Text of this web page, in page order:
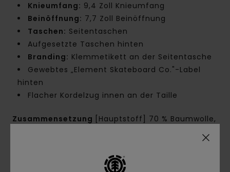
Knieumfang: 9,4 Zoll Knieumfang
Beinöffnung: 7,7 Zoll Beinöffnung
Taschen: Seitentaschen
Aufgesetzte Taschen hinten
Branding: Klemmetikett an der Seitentasche
Gewebtes „Element Skateboard Co."-Label
hinten
Flacher Kordelzug innen an der Taille
Zusammensetzung
[Hauptstoff] 70 % Baumwolle,